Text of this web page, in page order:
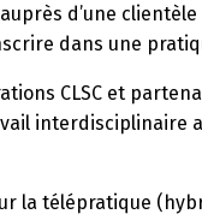
d’une
dans une
CLSC et
interdisciplinaire
la télépratique